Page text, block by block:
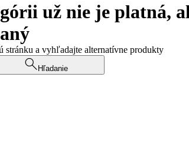
už nie je platná,
stránku a vyhľadajte alternatívne produkty
Hľadanie